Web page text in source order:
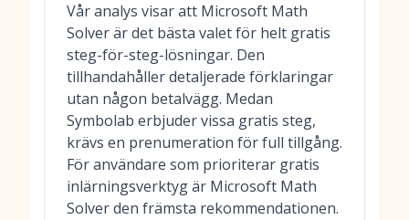
Vår analys visar att Microsoft Math
Solver är det bästa valet för helt gratis
steg-för-steg-lösningar. Den
tillhandahåller detaljerade förklaringar
utan någon betalvägg. Medan
Symbolab erbjuder vissa gratis steg,
krävs en prenumeration för full tillgång.
För användare som prioriterar gratis
inlärningsverktyg är Microsoft Math
Solver den främsta rekommendationen.